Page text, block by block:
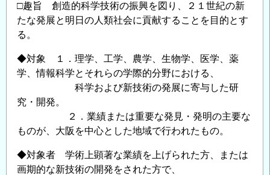
□趣旨 創造的科学技術の振興を図り、２１世紀の新
たな発展と明日の人類社会に貢献することを目的とす
る。
◆対象 １．理学、工学、農学、生物学、医学、薬
学、情報科学とそれらの学際的分野における、
科学および新技術の発展に寄与した研
究・開発。
２．業績または重要な発見・発明の主要な
ものが、大阪を中心とした地域で行われたもの。
◆対象者 学術上顕著な業績を上げられた方、または
画期的な新技術の開発をされた方で、